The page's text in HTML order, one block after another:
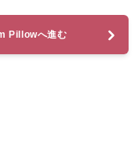
Pillowへ進む